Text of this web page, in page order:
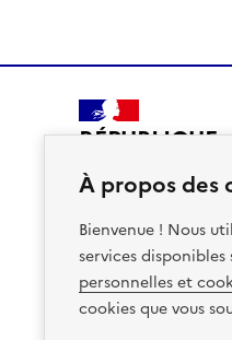
À propos des
Bienvenue ! Nous
services disponibles
personnelles et
cookies que vous
RÉPUBLIQUE
Plan du site